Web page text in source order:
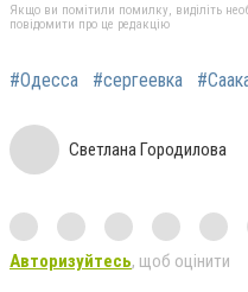
Якщо ви помітили помилку, виділіть
повідомити про це редакцію
#Одесса #сергеевка
Светлана Городилова
Авторизуйтесь, щоб оцінити